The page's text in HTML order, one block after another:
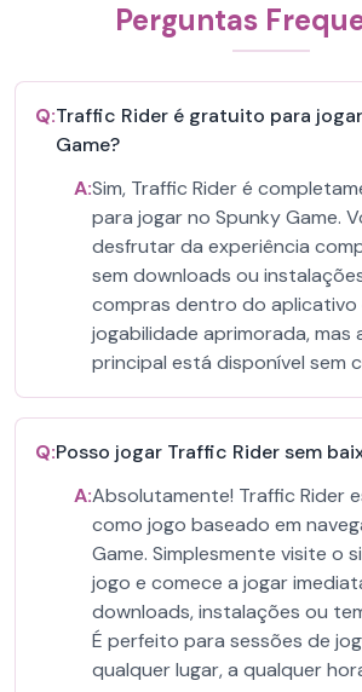
Perguntas
Q:Traffic Rider é gratuito para
Game?
A:Sim, Traffic Rider é
para jogar no Spunky Game.
desfrutar da experiência
sem downloads ou
compras dentro do aplicativo
jogabilidade aprimorada, mas
principal está disponível sem
Q:Posso jogar Traffic Rider sem
A:Absolutamente! Traffic Rider
como jogo baseado em
Game. Simplesmente visite o
jogo e comece a jogar
downloads, instalações ou
É perfeito para sessões de
qualquer lugar, a qualquer